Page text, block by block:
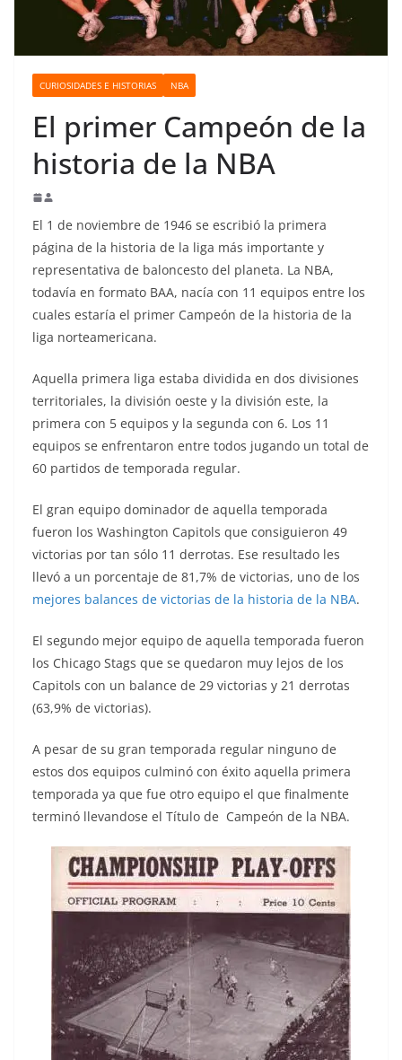
CURIOSIDADES E HISTORIAS NBA
El primer Campeón de la
historia de la NBA
El 1 de noviembre de 1946 se escribió la primera
página de la historia de la liga más importante y
representativa de baloncesto del planeta. La NBA,
todavía en formato BAA, nacía con 11 equipos entre los
cuales estaría el primer Campeón de la historia de la
liga norteamericana.
Aquella primera liga estaba dividida en dos divisiones
territoriales, la división oeste y la división este, la
primera con 5 equipos y la segunda con 6. Los 11
equipos se enfrentaron entre todos jugando un total de
60 partidos de temporada regular.
El gran equipo dominador de aquella temporada
fueron los Washington Capitols que consiguieron 49
victorias por tan sólo 11 derrotas. Ese resultado les
llevó a un porcentaje de 81,7% de victorias, uno de los
mejores balances de victorias de la historia de la NBA.
El segundo mejor equipo de aquella temporada fueron
los Chicago Stags que se quedaron muy lejos de los
Capitols con un balance de 29 victorias y 21 derrotas
(63,9% de victorias).
A pesar de su gran temporada regular ninguno de
estos dos equipos culminó con éxito aquella primera
temporada ya que fue otro equipo el que finalmente
terminó llevandose el Título de Campeón de la NBA.